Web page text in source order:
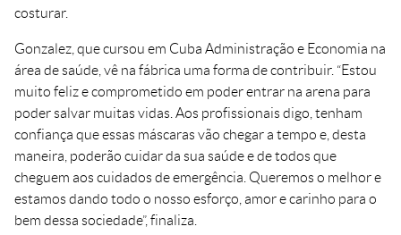
costurar.
Gonzalez, que cursou em Cuba Administração e Economia na
área de saúde, vê na fábrica uma forma de contribuir. “Estou
muito feliz e comprometido em poder entrar na arena para
poder salvar muitas vidas. Aos profissionais digo, tenham
confiança que essas máscaras vão chegar a tempo e, desta
maneira, poderão cuidar da sua saúde e de todos que
cheguem aos cuidados de emergência. Queremos o melhor e
estamos dando todo o nosso esforço, amor e carinho para o
bem dessa sociedade”, finaliza.